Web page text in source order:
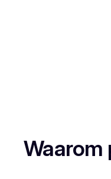
Waarom